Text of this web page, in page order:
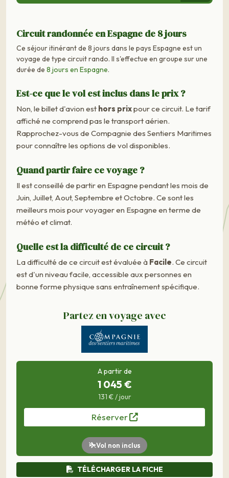
Circuit randonnée en Espagne de 8 jours
Ce séjour itinérant de 8 jours dans le pays Espagne est un
voyage de type circuit rando. Il s'effectue en groupe sur une
durée de 8 jours en Espagne.
Est-ce que le vol est inclus dans le prix ?
Non, le billet d'avion est hors prixpour ce circuit. Le tarif
affiché ne comprend pas le transport aérien.
Rapprochez-vous de Compagnie des Sentiers Maritimes
pour connaître les options de vol disponibles.
Quand partir faire ce voyage ?
Il est conseillé de partir en Espagne pendant les mois de
Juin, Juillet, Aout, Septembre et Octobre. Ce sont les
meilleurs mois pour voyager en Espagne en terme de
météo et climat.
Quelle est la difficulté de ce circuit ?
La difficulté de ce circuit est évaluée à Facile. Ce circuit
est d'un niveau facile, accessible aux personnes en
bonne forme physique sans entraînement spécifique.
Partez en voyage avec
A partir de
1 045 €
131 € / jour
Réserver
Vol non inclus
TÉLÉCHARGER LA FICHE